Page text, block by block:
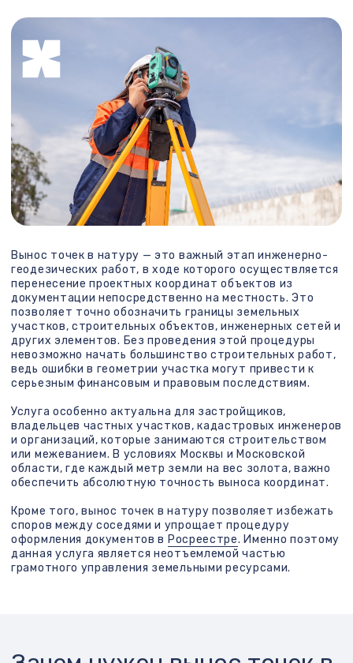
грамотного управления земельными ресурсами.
Вынос проектных точек в натуру нужен в следующих
случаях:
При начале строительных работ на участке;
Для определения границ земельного участка;
При установке временных ограждений или
капитальных заборов;
Для контроля точности расположения инженерных
сетей и коммуникаций;
границам владений;
При перепланировке или изменении целевого
назначения участка;
В случае необходимости демонтажа или переноса
существующих объектов.
Также вынос точек в натуру может понадобиться при
строительстве частных домов, садовых домиков,
хозяйственных построек и любых капитальных
объектов, в том числе в рамках ИЖС.
Зачем нужен вынос точек в
натуру
В этом этапе изучаются чертежи, схемы и
координаты.
документации
оборудованием (тахеометры, GPS-
Процесс включает несколько этапов:
Как проводится вынос
точек в натуру